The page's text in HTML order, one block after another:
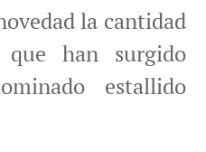
la cantidad
que han surgido
estallido